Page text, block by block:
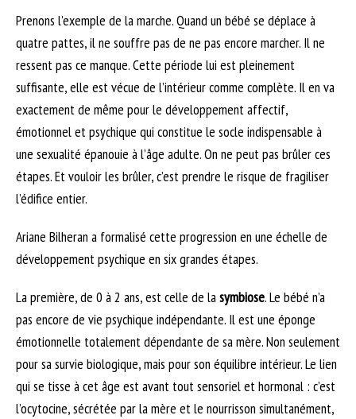
Prenons l’exemple de la marche. Quand un bébé se déplace à
quatre pattes, il ne souffre pas de ne pas encore marcher. Il ne
ressent pas ce manque. Cette période lui est pleinement
suffisante, elle est vécue de l’intérieur comme complète. Il en va
exactement de même pour le développement affectif,
émotionnel et psychique qui constitue le socle indispensable à
une sexualité épanouie à l’âge adulte. On ne peut pas brûler ces
étapes. Et vouloir les brûler, c’est prendre le risque de fragiliser
l’édifice entier.
Ariane Bilheran a formalisé cette progression en une échelle de
développement psychique en six grandes étapes.
La première, de 0 à 2 ans, est celle de lasymbiose. Le bébé n’a
pas encore de vie psychique indépendante. Il est une éponge
émotionnelle totalement dépendante de sa mère. Non seulement
pour sa survie biologique, mais pour son équilibre intérieur. Le lien
qui se tisse à cet âge est avant tout sensoriel et hormonal : c’est
l’ocytocine, sécrétée par la mère et le nourrisson simultanément,